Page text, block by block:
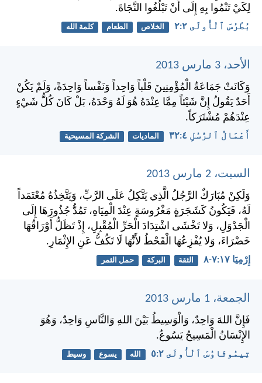
لِكَيْ تَنْمُوا بِهِ إِلَى أَنْ تَبْلُغُوا النَّجَاةَ.
بُطْرُسَ ٱلْأُولَى ٢:‏٢ الخلاص الطعام كلمة الله
الأحد، 3 مارس 2013
وَكَانَتْ جَمَاعَةُ الْمُؤْمِنِينَ قَلْباً وَاحِداً وَنَفْساً وَاحِدَةً، وَلَمْ يَكُنْ
أَحَدٌ يَقُولُ إِنَّ شَيْئاً مِمَّا عِنْدَهُ هُوَ لَهُ وَحْدَهُ، بَلْ كَانَ كُلُّ شَيْءٍ
عِنْدَهُمْ مُشْتَرَكاً.
أَعْمَالُ ٱلرُّسُلِ ٤:‏٣٢ الماديات الشركة المسيحية
السبت، 2 مارس 2013
وَلَكِنْ مُبَارَكٌ الرَّجُلُ الَّذِي يَتَّكِلُ عَلَى الرَّبِّ، وَيَتَّخِذُهُ مُعْتَمَداً
لَهُ، فَيَكُونُ كَشَجَرَةٍ مَغْرُوسَةٍ عِنْدَ الْمِيَاهِ، تَمُدُّ جُذُورَهَا إِلَى
الْجَدْوَلِ، وَلا تَخْشَى اشْتِدَادَ الْحَرِّ الْمُقْبِلِ، إِذْ تَظَلُّ أَوْرَاقُهَا
خَضْرَاءَ، وَلا يُفْزِعُهَا الْقَحْطُ لأَنَّهَا لَا تَكُفُّ عَنِ الإِثْمَارِ.
إِرْمِيَا ١٧:‏٧-‏٨ الثقة البركة حمل الثمر
الجمعة، 1 مارس 2013
فَإِنَّ اللهَ وَاحِدٌ، وَالْوَسِيطُ بَيْنَ اللهِ وَالنَّاسِ وَاحِدٌ، وَهُوَ
الإِنْسَانُ الْمَسِيحُ يَسُوعُ.
تِيمُوثَاوُسَ ٱلْأُولَى ٢:‏٥ الله يسوع وسيط